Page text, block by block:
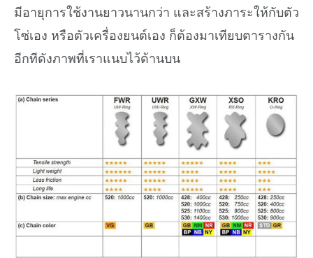
มีอายุการใช้งานยาวนานกว่า และสร้างภาระให้กับตัว
โซ่เอง หรือตัวเครื่องยนต์เอง ก็ต้องมาเทียบตารางกัน
อีกทีดังภาพที่เราแนบไว้ด้านบน